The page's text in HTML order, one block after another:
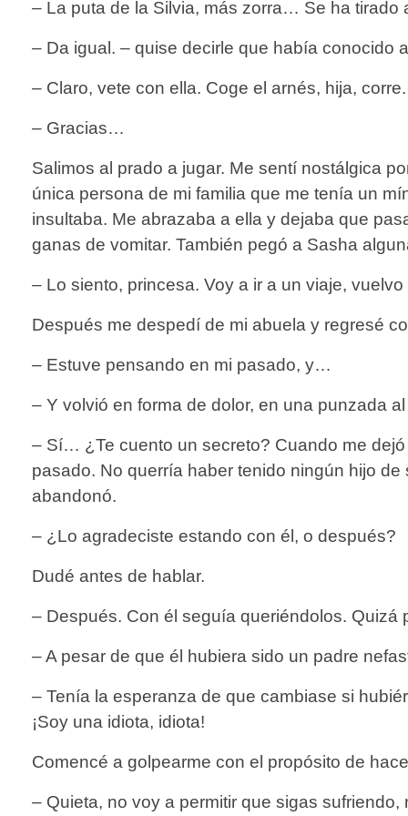
– La puta de la Silvia, más zorra… Se ha tirado
– Da igual. – quise decirle que había conocido
– Claro, vete con ella. Coge el arnés, hija,
– Gracias…
Salimos al prado a jugar. Me sentí nostálgica
única persona de mi familia que me tenía un
insultaba. Me abrazaba a ella y dejaba que
ganas de vomitar. También pegó a Sasha
– Lo siento, princesa. Voy a ir a un viaje,
Después me despedí de mi abuela y regresé
– Estuve pensando en mi pasado, y…
– Y volvió en forma de dolor, en una punzada
– Sí… ¿Te cuento un secreto? Cuando me
pasado. No querría haber tenido ningún hijo
abandonó.
– ¿Lo agradeciste estando con él, o después?
Dudé antes de hablar.
– Después. Con él seguía queriéndolos. Quizá
– A pesar de que él hubiera sido un padre
– Tenía la esperanza de que cambiase si
¡Soy una idiota, idiota!
Comencé a golpearme con el propósito de
– Quieta, no voy a permitir que sigas